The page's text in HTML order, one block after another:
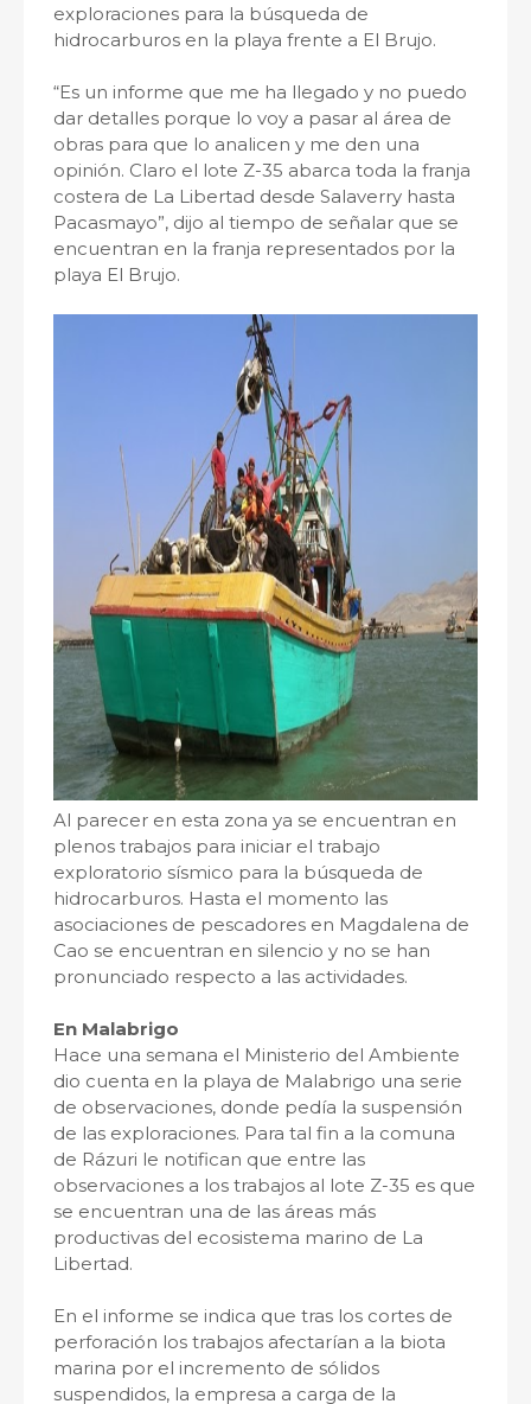
exploraciones para la búsqueda de
hidrocarburos en la playa frente a El Brujo.
“Es un informe que me ha llegado y no puedo
dar detalles porque lo voy a pasar al área de
obras para que lo analicen y me den una
opinión. Claro el lote Z-35 abarca toda la franja
costera de La Libertad desde Salaverry hasta
Pacasmayo”, dijo al tiempo de señalar que se
encuentran en la franja representados por la
playa El Brujo.
Al parecer en esta zona ya se encuentran en
plenos trabajos para iniciar el trabajo
exploratorio sísmico para la búsqueda de
hidrocarburos. Hasta el momento las
asociaciones de pescadores en Magdalena de
Cao se encuentran en silencio y no se han
pronunciado respecto a las actividades.
En Malabrigo
Hace una semana el Ministerio del Ambiente
dio cuenta en la playa de Malabrigo una serie
de observaciones, donde pedía la suspensión
de las exploraciones. Para tal fin a la comuna
de Rázuri le notifican que entre las
observaciones a los trabajos al lote Z-35 es que
se encuentran una de las áreas más
productivas del ecosistema marino de La
Libertad.
En el informe se indica que tras los cortes de
perforación los trabajos afectarían a la biota
marina por el incremento de sólidos
suspendidos, la empresa a carga de la